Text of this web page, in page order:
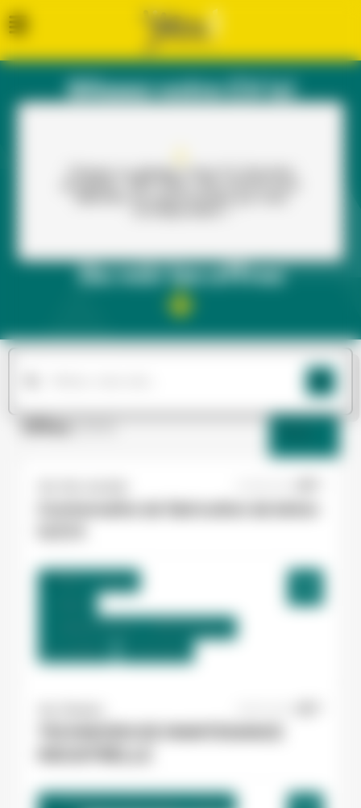
Glissez votre CV ici
Cliquez ou glissez votre CV (formats
Ou voir les offres​
Pibrac , France
2.600,00 €/mois - 2.800,00 €/mois
Du:23/06/26 Au:31/12/26
La Bastide-de-Bousignac , France